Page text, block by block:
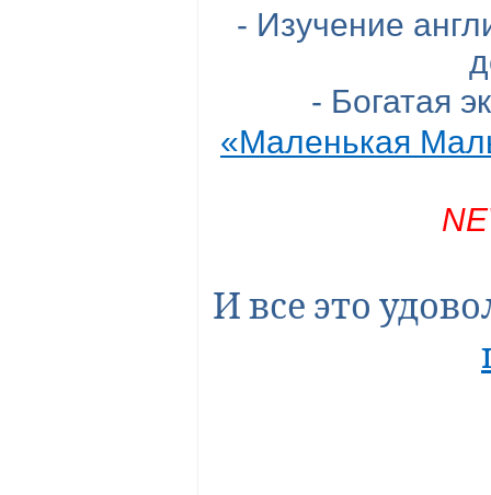
- Изучение
- Богатая
«Маленькая
И все это